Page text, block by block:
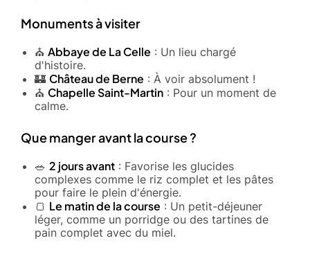
Monuments à visiter
⛪ Abbaye de La Celle : Un lieu chargé
d'histoire.
🏰 Château de Berne : À voir absolument !
⛪ Chapelle Saint-Martin : Pour un moment de
calme.
Que manger avant la course ?
🥗 2 jours avant : Favorise les glucides
complexes comme le riz complet et les pâtes
pour faire le plein d'énergie.
🍞 Le matin de la course : Un petit-déjeuner
léger, comme un porridge ou des tartines de
pain complet avec du miel.